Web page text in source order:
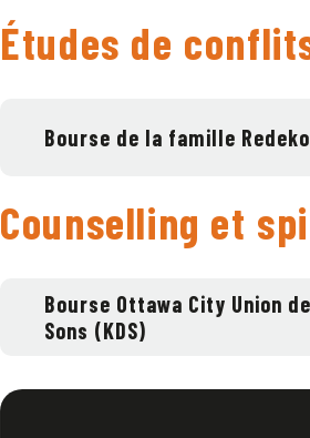
Études de
Bourse de la famille
Counselling et
Bourse Ottawa City Union
Sons (KDS)